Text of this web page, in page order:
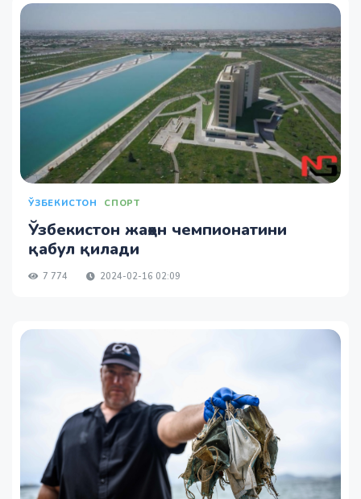
ЎЗБЕКИСТОН СПОРТ
Ўзбекистон жаҳон чемпионатини
қабул қилади
7 774 2024-02-16 02:09